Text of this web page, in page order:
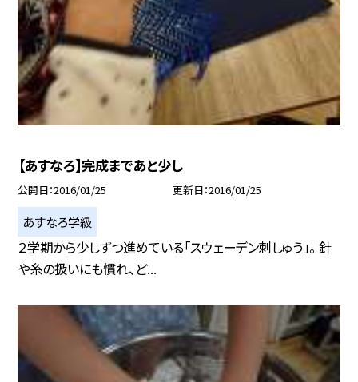
【あすなろ】完成まであと少し
公開日 2016/01/25 更新日 2016/01/25
あすなろ学級
２学期から少しずつ進めている「スウェーデン刺しゅう」。 針
や糸の扱いにも慣れ、ど...